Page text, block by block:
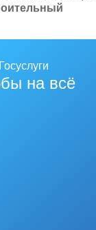
на всё